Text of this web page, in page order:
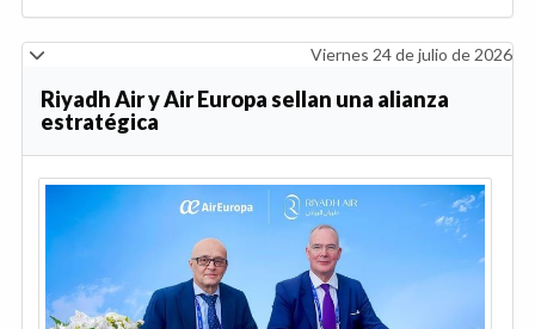
Viernes 24 de julio de 2026
Riyadh Air y Air Europa sellan una alianza
estratégica